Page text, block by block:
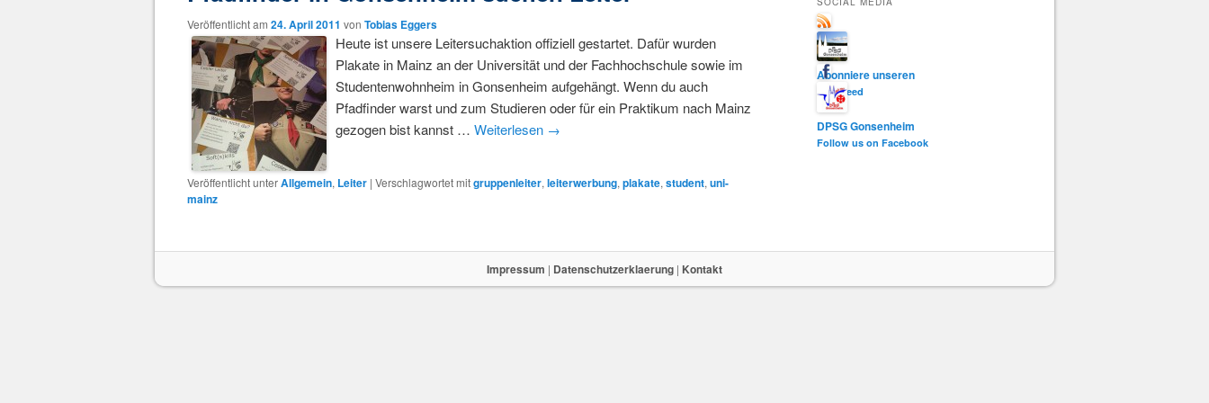
Veröffentlicht am 24. April 2011 von Tobias Eggers
Heute ist unsere Leitersuchaktion offiziell gestartet. Dafür wurden
Plakate in Mainz an der Universität und der Fachhochschule sowie im
Studentenwohnheim in Gonsenheim aufgehängt. Wenn du auch
Pfadfinder warst und zum Studieren oder für ein Praktikum nach Mainz
gezogen bist kannst … Weiterlesen →
Veröffentlicht unterAllgemein, Leiter | Verschlagwortet mitgruppenleiter, leiterwerbung, plakate, student, uni-
mainz
e
n
Abonniere unseren
RSS-Feed
DPSG Gonsenheim
Follow us on Facebook
Impressum | Datenschutzerklaerung | Kontakt